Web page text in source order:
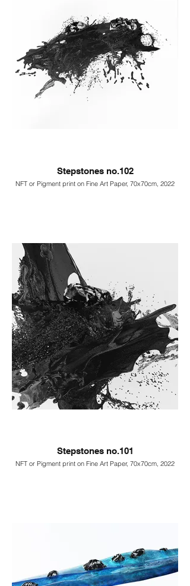
Stepstones no.102
NFT or Pigment print on Fine Art Paper, 70x70cm, 2022
Stepstones no.101
NFT or Pigment print on Fine Art Paper, 70x70cm, 2022